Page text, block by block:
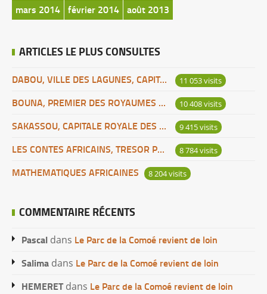
mars 2014 février 2014 août 2013
ARTICLES LE PLUS CONSULTES
DABOU, VILLE DES LAGUNES, CAPITALE DES ADJOUKROU 11 053 visits
BOUNA, PREMIER DES ROYAUMES DE CÔTE D’IVOIRE 10 408 visits
SAKASSOU, CAPITALE ROYALE DES BAOULES 9 415 visits
LES CONTES AFRICAINS, TRESOR POUR L’HUMANITE 8 784 visits
MATHEMATIQUES AFRICAINES 8 204 visits
COMMENTAIRE RÉCENTS
Pascal dans Le Parc de la Comoé revient de loin
Salima dans Le Parc de la Comoé revient de loin
HEMERETdans Le Parc de la Comoé revient de loin